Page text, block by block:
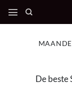
naar
De beste